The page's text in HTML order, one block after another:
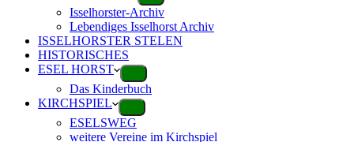
Isselhorster-Archiv
Lebendiges Isselhorst Archiv
ISSELHORSTER STELEN
HISTORISCHES
ESEL HORST
Das Kinderbuch
KIRCHSPIEL
ESELSWEG
weitere Vereine im Kirchspiel